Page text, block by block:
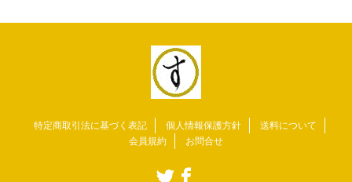
特定商取引法に基づく表記 個人情報保護方針
送料について
会員規約
お問合せ